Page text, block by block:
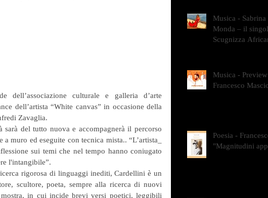
dell’associazione culturale e galleria d’arte
dell’artista “White canvas” in occasione della
Zavaglia.
sarà del tutto nuova e accompagnerà il percorso
muro ed eseguite con tecnica mista.. “L’artista_
sui temi che nel tempo hanno coniugato
l'intangibile”.
rigorosa di linguaggi inediti, Cardellini è un
scultore, poeta, sempre alla ricerca di nuovi
in cui incide brevi versi poetici, leggibili
Musica - Sabrina
Monda – il
Scugnizza
Musica -
Francesco
Poesia -
"Magnitudini